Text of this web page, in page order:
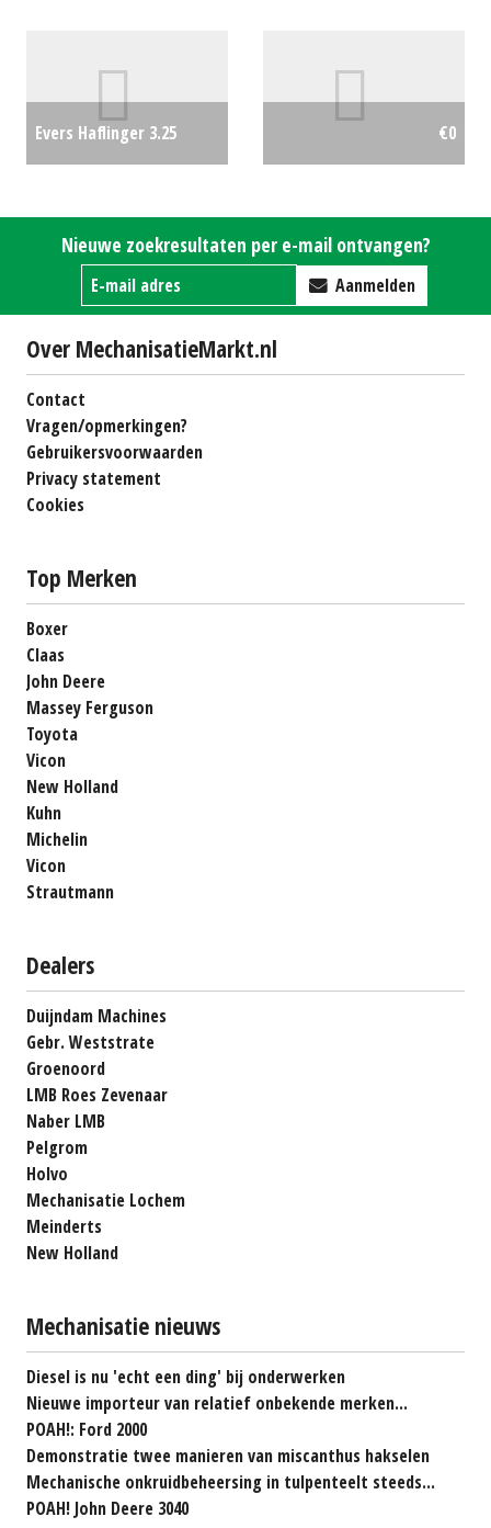
Evers Haflinger 3.25
€3250
€0
Nieuwe zoekresultaten per e-mail ontvangen?
Aanmelden
Over MechanisatieMarkt.nl
Contact
Vragen/opmerkingen?
Gebruikersvoorwaarden
Privacy statement
Cookies
Top Merken
Boxer
Claas
John Deere
Massey Ferguson
Toyota
Vicon
New Holland
Kuhn
Michelin
Vicon
Strautmann
Dealers
Duijndam Machines
Gebr. Weststrate
Groenoord
LMB Roes Zevenaar
Naber LMB
Pelgrom
Holvo
Mechanisatie Lochem
Meinderts
New Holland
Mechanisatie nieuws
Diesel is nu 'echt een ding' bij onderwerken
Nieuwe importeur van relatief onbekende merken...
POAH!: Ford 2000
Demonstratie twee manieren van miscanthus hakselen
Mechanische onkruidbeheersing in tulpenteelt steeds...
POAH! John Deere 3040